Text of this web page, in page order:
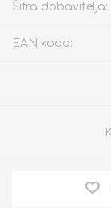
Šifra dobavitelja:
EAN koda: